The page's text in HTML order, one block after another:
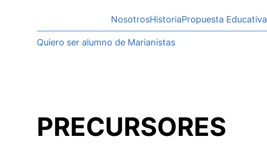
NosotrosHistoriaPropuesta Educativa
Quiero ser alumno de Marianistas
PRECURSORES